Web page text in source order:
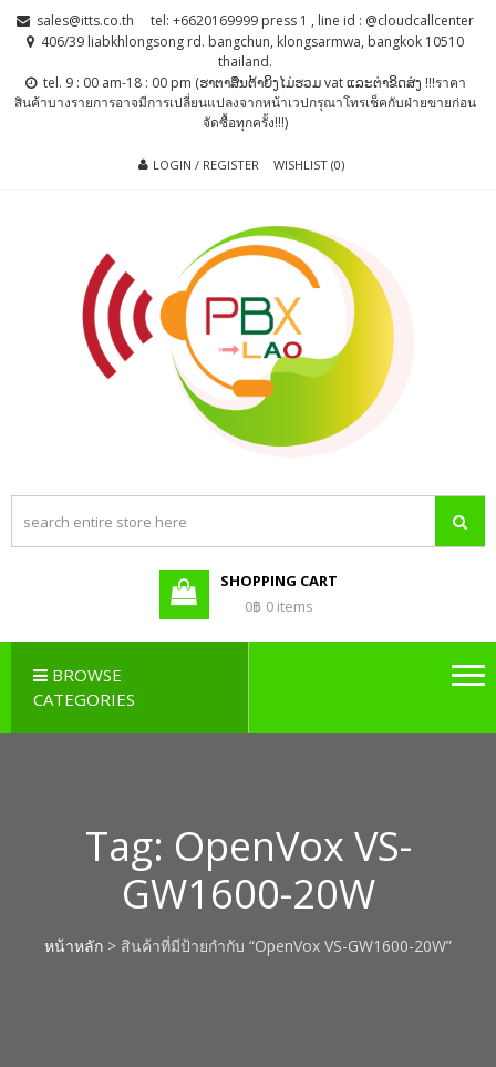
Skip
Skip sales@itts.co.th
tel: +6620169999 press 1 , line id : @cloudcallcenter
406/39 liabkhlongsong rd. bangchun, klongsarmwa, bangkok 10510
thailand.
tel. 9 : 00 am-18 : 00 pm (ຮາຕາສຶນຕ້າຍິງໄມ່ຮວມ vat ແລະຕ່າຂິດສ່ງ !!!ราคา
สินค้าบางรายการอาจมีการเปลี่ยนแปลงจากหน้าเวปกรุณาโทรเช็คกับฝ่ายขายก่อน
จัดซื้อทุกครั้ง!!!)
LOGIN / REGISTER WISHLIST (0)
PBX LAO, IP-
PBX LAO,
PABX LAO,
NETWORK
SHOPPING CART
0฿ 0 items
BROWSE
CATEGORIES
Tag: OpenVox VS-
GW1600-20W
หน้าหลัก > สินค้าที่มีป้ายกำกับ “OpenVox VS-GW1600-20W”